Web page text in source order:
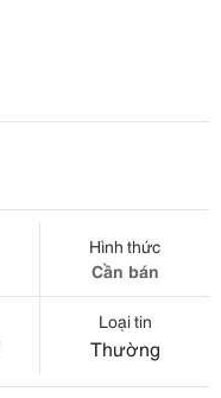
Hình thức
Cần bán
Loại tin
Thường